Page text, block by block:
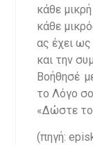
κάθε
κάθε
ας έχει ως
και την
Βοήθησέ
το Λόγο
«Δώστε
(πηγή: